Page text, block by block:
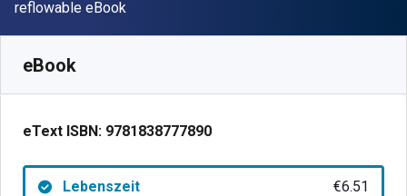
Format
reflowable eBook
eBook
eText ISBN: 9781838777890
Lebenszeit €6.51